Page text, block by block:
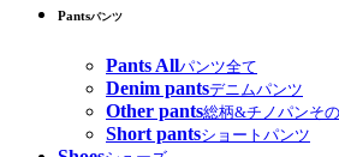
Pantsパンツ
Pants Allパンツ全て
Denim pantsデニムパンツ
Other pants総柄&チノパンそ
Short pantsショートパンツ